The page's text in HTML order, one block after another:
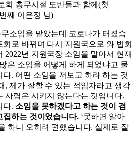
회 총무시절 도반들과 함께(첫
째 이은정 님)
소임을 맡았는데 코로나가 터졌습
회로 바뀌며 다시 지원국으로 와 법회
2022년 지원국장 소임을 맡아서 현재
은 소임을 어떻게 하게 되었냐고 물
. 어떤 소임을 저보고 하라 하는 것
, 제가 잘할 수 있는 적임자라고 생각
사람은 시키지 않는다는 것입니다.
다. 소임을 못하겠다고 하는 것이 겸
집하는 것이었습니다. ‘못하면 알아
하니 오히려 편했습니다. 실제로 잘